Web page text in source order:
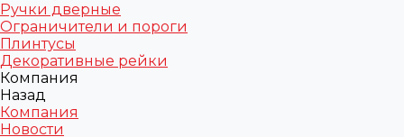
Ручки дверные
Ограничители и пороги
Плинтусы
Декоративные рейки
Компания
Назад
Компания
Новости